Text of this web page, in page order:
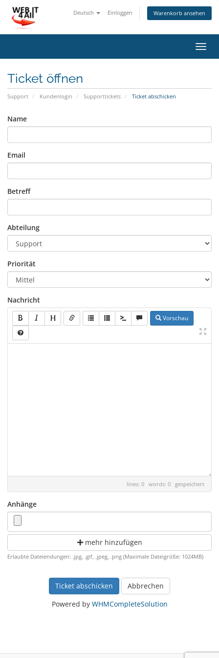
Deutsch Einloggen Warenkorb ansehen
ein-/
Ticket öffnen
Support Kundenlogin Supporttickets Ticket abschicken
Name
Email
Betreff
Abteilung
Priorität
Nachricht
Vorschau
lines: 0 words: 0 gespeichert
Anhänge
mehr hinzufügen
Erlaubte Dateiendungen: .jpg, .gif, .jpeg, .png (Maximale Dateigröße: 1024MB)
Abbrechen
Powered by WHMCompleteSolution